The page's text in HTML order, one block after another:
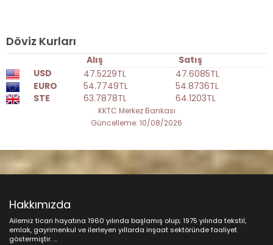
Döviz Kurları
Alış
Satış
USD
47.5229TL
47.6085TL
EURO
54.7749TL
54.8736TL
STE
63.7878TL 64.1203TL
KKTC Merkez Bankası
Güncelleme: 10/08/2026
Hakkımızda
Ailemiz ticari hayatına 1960 yılında başlamış olup; 1975 yılında tekstil,
emlak, gayrimenkul ve ilerleyen yıllarda inşaat sektöründe faaliyet
göstermiştir. ...